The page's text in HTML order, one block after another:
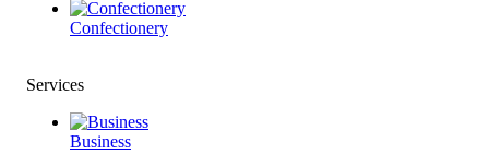
Confectionery
Services
Business